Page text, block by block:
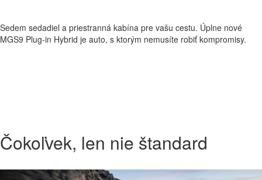
Sedem sedadiel a priestranná kabína pre vašu cestu. Úplne nové
MGS9 Plug-in Hybrid je auto, s ktorým nemusíte robiť kompromisy.
Čokoľvek, len nie štandard